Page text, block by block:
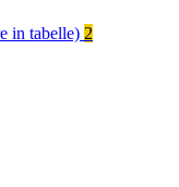
in tabelle) 2